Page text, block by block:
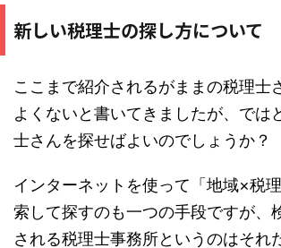
新しい税理士の探し方について
ここまで紹介されるがままの税理士
よくないと書いてきましたが、では
士さんを探せばよいのでしょうか？
インターネットを使って「地域×税
索して探すのも一つの手段ですが、
される税理士事務所というのはそれ